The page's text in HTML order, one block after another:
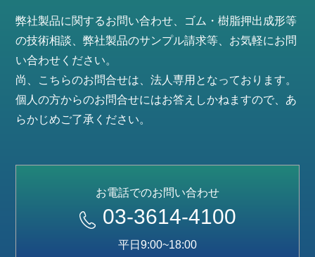
弊社製品に関するお問い合わせ、ゴム・樹脂押出成形等
の技術相談、弊社製品のサンプル請求等、お気軽にお問
い合わせください。
尚、こちらのお問合せは、法人専用となっております。
個人の方からのお問合せにはお答えしかねますので、あ
らかじめご了承ください。
お電話でのお問い合わせ
03-3614-4100
平日9:00~18:00